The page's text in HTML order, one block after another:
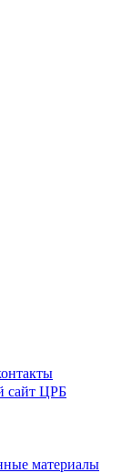
сайт ЦРБ
материалы